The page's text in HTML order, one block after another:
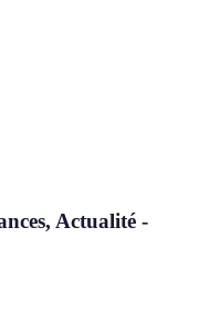
Actualité -